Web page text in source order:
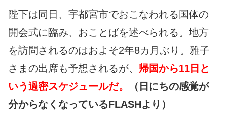
陛下は同日、宇都宮市でおこなわれる国体の
開会式に臨み、おことばを述べられる。地方
を訪問されるのはおよそ2年8カ月ぶり。雅子
さまの出席も予想されるが、 帰国から11日と
いう過密スケジュールだ。
（日にちの感覚が
分からなくなっているFLASHより）